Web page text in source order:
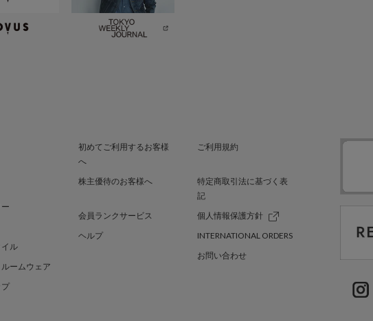
ル
ームウェア
初めてご利用するお客様
へ
ご利用規約
株主優待のお客様へ
特定商取引法に基づく表
記
会員ランクサービス
個人情報保護方針
ヘルプ
INTERNATIONAL ORDERS
お問い合わせ